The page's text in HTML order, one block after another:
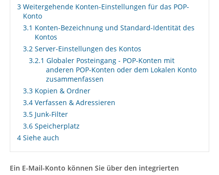
3 Weitergehende Konten-Einstellungen für das POP-
Konto
3.1 Konten-Bezeichnung und Standard-Identität des
Kontos
3.2Server-Einstellungen des Kontos
3.2.1 Globaler Posteingang - POP-Konten mit
anderen POP-Konten oder dem Lokalen Konto
zusammenfassen
3.3Kopien & Ordner
3.4Verfassen & Adressieren
3.5Junk-Filter
3.6Speicherplatz
4 Siehe auch
Ein E-Mail-Konto können Sie über den integrierten